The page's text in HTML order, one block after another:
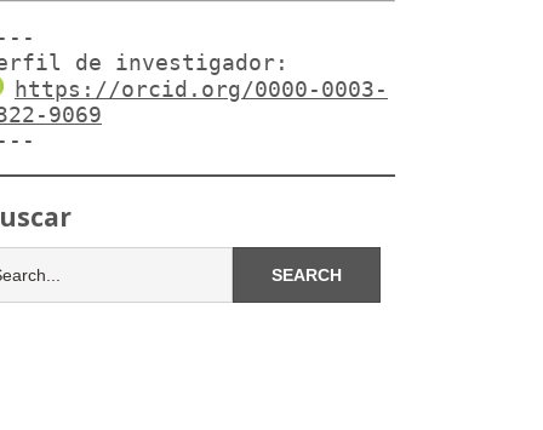
de investigador:
https://orcid.org/0000-0003-
9069